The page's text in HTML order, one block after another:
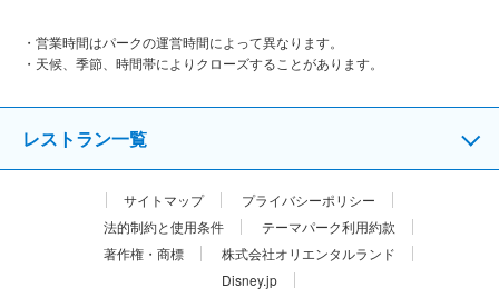
営業時間はパークの運営時間によって異なります。
天候、季節、時間帯によりクローズすることがあります。
レストラン一覧
サイトマップ
プライバシーポリシー
法的制約と使用条件
テーマパーク利用約款
著作権・商標
株式会社オリエンタルランド
Disney.jp